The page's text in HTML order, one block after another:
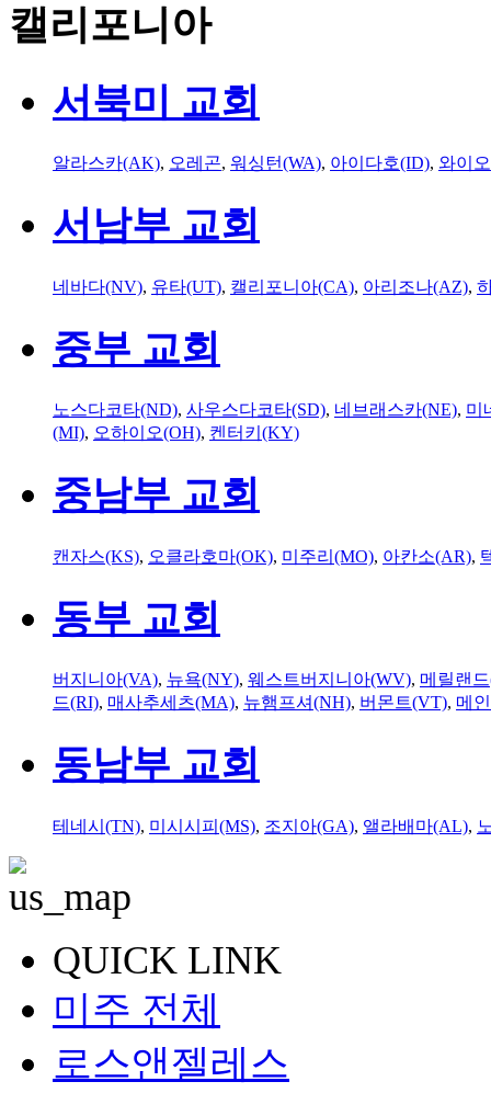
캘리포니아
서북미 교회
알라스카(AK), 오레곤, 워싱턴(WA), 아이다호(ID), 와이
서남부 교회
네바다(NV), 유타(UT), 캘리포니아(CA), 아리조나(AZ),
중부 교회
노스다코타(ND), 사우스다코타(SD), 네브래스카(NE), 미
(MI), 오하이오(OH), 켄터키(KY)
중남부 교회
캔자스(KS), 오클라호마(OK), 미주리(MO), 아칸소(AR),
동부 교회
버지니아(VA), 뉴욕(NY), 웨스트버지니아(WV), 메릴랜
드(RI), 매사추세츠(MA), 뉴햄프셔(NH), 버몬트(VT), 메
동남부 교회
테네시(TN), 미시시피(MS), 조지아(GA), 앨라배마(AL),
QUICK LINK
미주 전체
로스앤젤레스